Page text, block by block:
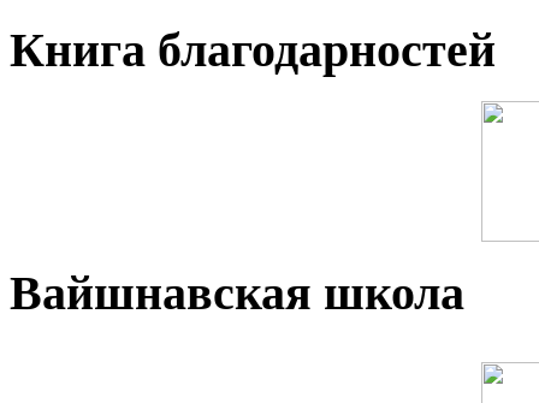
Книга благодарностей
Вайшнавская школа